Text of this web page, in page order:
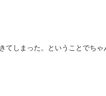
てしまった。ということでちゃ